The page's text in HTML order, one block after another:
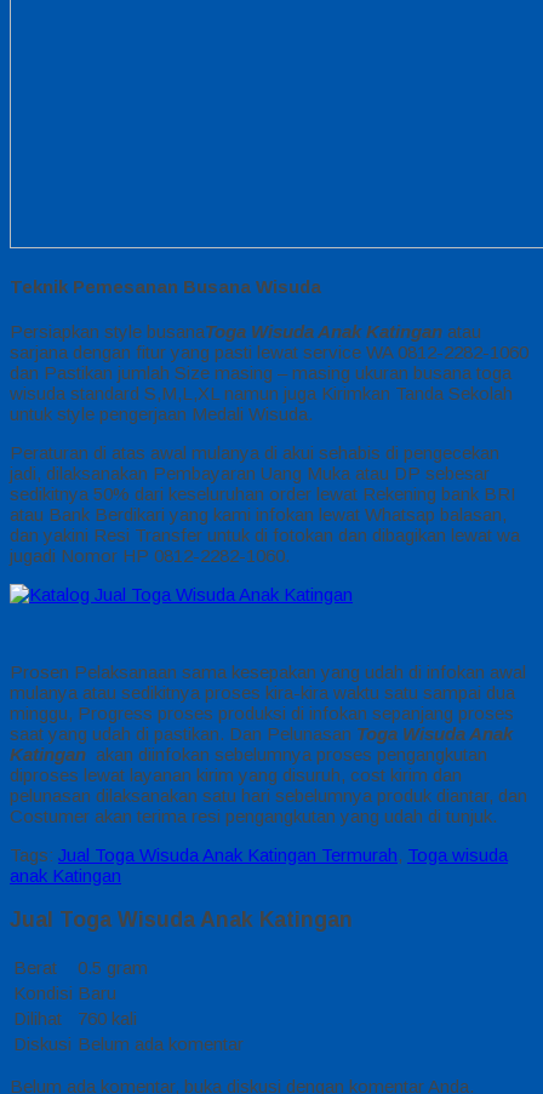
Teknik Pemesanan Busana Wisuda
Persiapkan style busanaToga Wisuda Anak Katingan atau
sarjana dengan fitur yang pasti lewat service WA 0812-2282-1060
dan Pastikan jumlah Size masing – masing ukuran busana toga
wisuda standard S,M,L,XL namun juga Kirimkan Tanda Sekolah
untuk style pengerjaan Medali Wisuda.
Peraturan di atas awal mulanya di akui sehabis di pengecekan
jadi, dilaksanakan Pembayaran Uang Muka atau DP sebesar
sedikitnya 50% dari keseluruhan order lewat Rekening bank BRI
atau Bank Berdikari yang kami infokan lewat Whatsap balasan,
dan yakini Resi Transfer untuk di fotokan dan dibagikan lewat wa
jugadi Nomor HP 0812-2282-1060.
Prosen Pelaksanaan sama kesepakan yang udah di infokan awal
mulanya atau sedikitnya proses kira-kira waktu satu sampai dua
minggu, Progress proses produksi di infokan sepanjang proses
saat yang udah di pastikan. Dan Pelunasan Toga Wisuda Anak
Katingan akan diinfokan sebelumnya proses pengangkutan
diproses lewat layanan kirim yang disuruh, cost kirim dan
pelunasan dilaksanakan satu hari sebelumnya produk diantar, dan
Costumer akan terima resi pengangkutan yang udah di tunjuk.
Tags: Jual Toga Wisuda Anak Katingan Termurah, Toga wisuda
anak Katingan
Jual Toga Wisuda Anak Katingan
Berat
0.5 gram
Kondisi Baru
Dilihat
760 kali
Diskusi Belum ada komentar
Belum ada komentar, buka diskusi dengan komentar Anda.